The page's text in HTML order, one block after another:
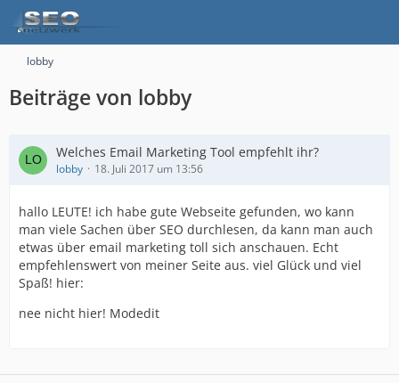
lobby
Beiträge von lobby
Welches Email Marketing Tool empfehlt ihr?
lobby 18. Juli 2017 um 13:56
hallo LEUTE! ich habe gute Webseite gefunden, wo kann
man viele Sachen über SEO durchlesen, da kann man auch
etwas über email marketing toll sich anschauen. Echt
empfehlenswert von meiner Seite aus. viel Glück und viel
Spaß! hier:
nee nicht hier! Modedit